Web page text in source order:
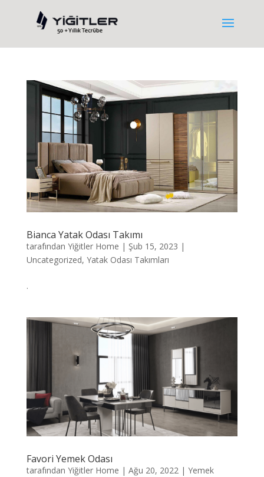
Bianca Yatak Odası Takımı
tarafından Yiğitler Home | Şub 15, 2023 |
Uncategorized, Yatak Odası Takımları
.
Favori Yemek Odası
tarafından Yiğitler Home | Ağu 20, 2022 | Yemek